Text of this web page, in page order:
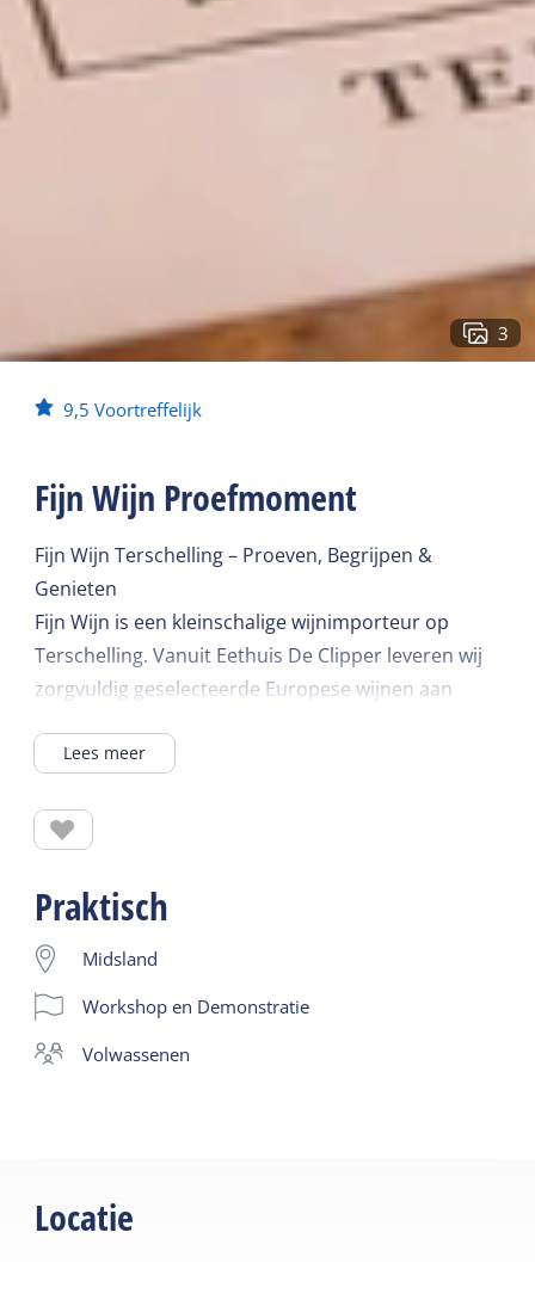
3
9,5 Voortreffelijk
Fijn Wijn Proefmoment
Fijn Wijn Terschelling – Proeven, Begrijpen &
Genieten
Fijn Wijn is een kleinschalige wijnimporteur op
Terschelling. Vanuit Eethuis De Clipper leveren wij
zorgvuldig geselecteerde Europese wijnen aan
massamerken, maar karaktervolle wijnen die wij
Naast verkoop organiseren wij wijnworkshops
waarin smaak, kennis en plezier samenkomen.
Fijn Wijn Workshop – Wijn & Spijs €94 per persoon
| ± 3 uur | Begeleid
Een middag- of avondvullend programma waarin je
— al etend en drinkend — op toegankelijke wijze
romantische wijnboerenverhalen.
Lees meer
Praktisch
Midsland
Workshop en Demonstratie
volwassenen
Locatie